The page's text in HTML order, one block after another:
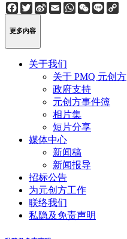
Facebook
Twitter
Sina
Weibo
EmailWhatsApp
WeChat
Line
更多内容
关于我们
关于 PMQ 元创方
政府支持
元创方事件簿
相片集
短片分享
媒体中心
新闻稿
新闻报导
招标公告
为元创方工作
联络我们
私隐及免责声明